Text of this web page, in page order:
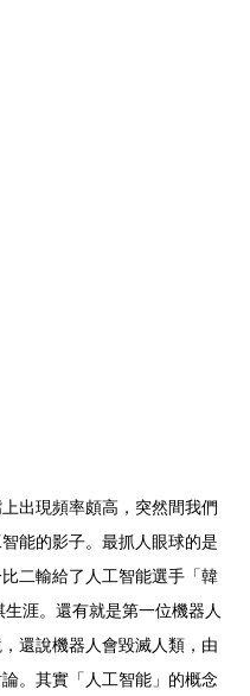
出現頻率頗高，突然間我們
能的影子。最抓人眼球的是
二輸給了人工智能選手「韓
涯。還有就是第一位機器人
還說機器人會毀滅人類，由
。其實「人工智能」的概念